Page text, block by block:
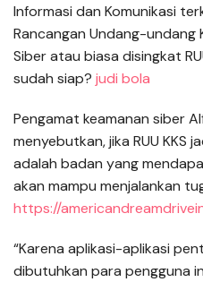
Informasi dan Komunikasi
Rancangan Undang-undang
Siber atau biasa disingkat
sudah siap? judi bola
Pengamat keamanan siber
menyebutkan, jika RUU KKS
adalah badan yang
akan mampu menjalankan
https://
“Karena aplikasi-aplikasi
dibutuhkan para pengguna